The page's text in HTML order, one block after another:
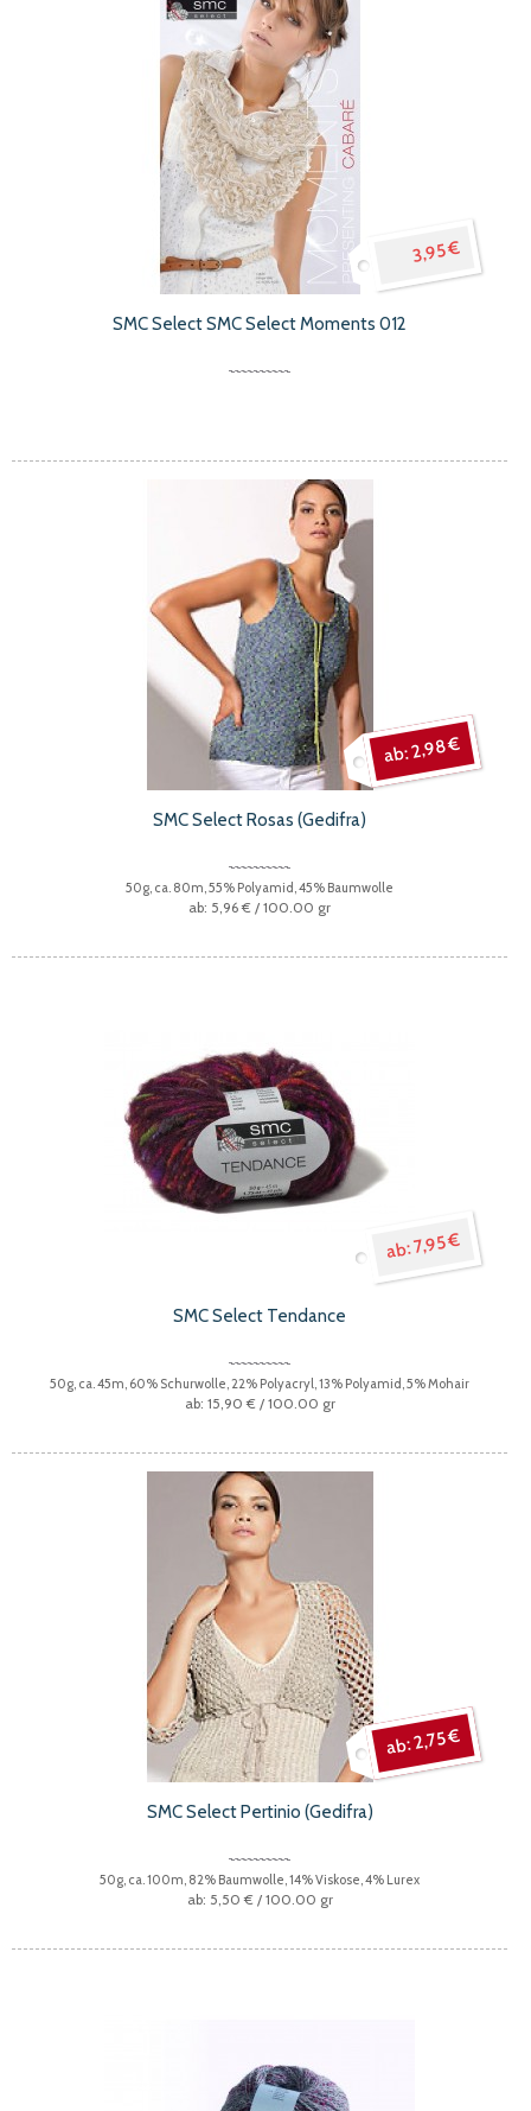
3,95 €
SMC Select SMC Select Moments 012
2,98 €
SMC Select Rosas (Gedifra)
50g, ca. 80m, 55% Polyamid, 45% Baumwolle
5,96 € / 100.00 gr
7,95 €
SMC Select Tendance
50g, ca. 45m, 60% Schurwolle, 22% Polyacryl, 13% Polyamid, 5% Mohair
15,90 € / 100.00 gr
2,75 €
SMC Select Pertinio (Gedifra)
50g, ca. 100m, 82% Baumwolle, 14% Viskose, 4% Lurex
5,50 € / 100.00 gr